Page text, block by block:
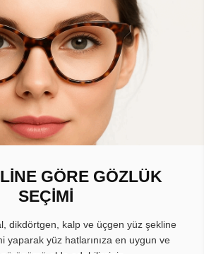
GÖRE GÖZLÜK
SEÇİMİ
dikdörtgen, kalp ve üçgen yüz şekline
yaparak yüz hatlarınıza en uygun ve